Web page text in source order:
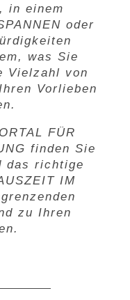
in einem
oder
was Sie
Vielzahl von
Vorlieben
FÜR
finden Sie
das richtige
IM
zu Ihren